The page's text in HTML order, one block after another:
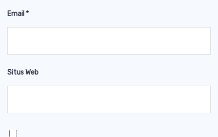
Email *
Situs Web